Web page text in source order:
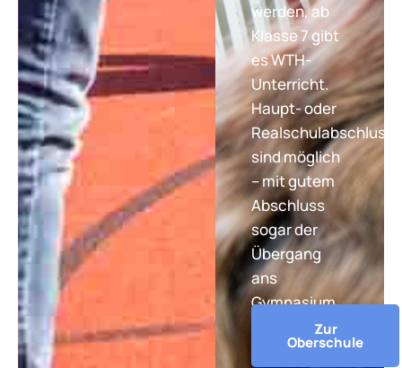
werden, ab
Klasse 7 gibt
es WTH-
Unterricht.
Haupt- oder
Realschulabschluss
sind möglich
– mit gutem
Abschluss
sogar der
Übergang
ans
Gymnasium.
Zur
Oberschule